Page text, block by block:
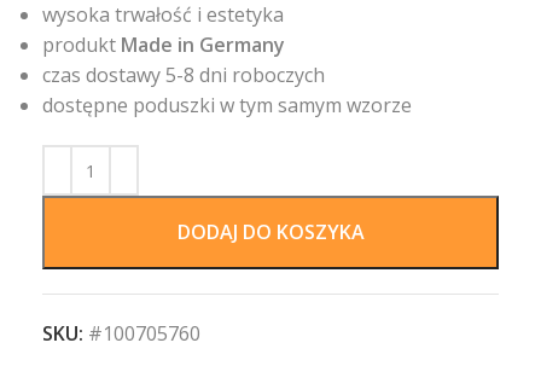
wysoka trwałość i estetyka
produkt Made in Germany
czas dostawy 5-8 dni roboczych
dostępne poduszki w tym samym wzorze
DODAJ DO KOSZYKA
SKU: #100705760